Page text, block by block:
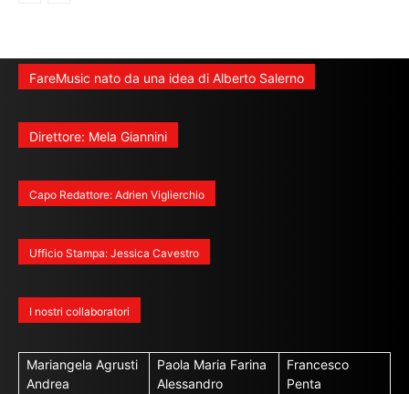
FareMusic nato da una idea di Alberto Salerno
Direttore: Mela Giannini
Capo Redattore: Adrien Viglierchio
Ufficio Stampa: Jessica Cavestro
I nostri collaboratori
Mariangela Agrusti
Andrea
Paola Maria Farina
Alessandro
Francesco
Penta